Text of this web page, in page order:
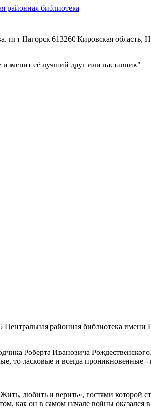
районная библиотека
пгт Нагорск 613260 Кировская область,
изменит её лучший друг или наставник"
Центральная районная библиотека имени
Роберта Ивановича
то ласковые и всегда проникновенные -
любить и верить», гостями которой
как он в самом начале войны